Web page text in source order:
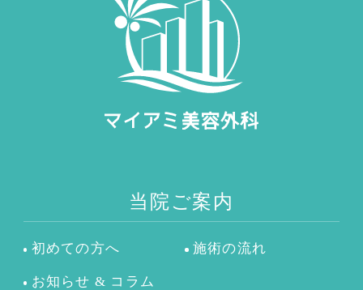
当院ご案内
初めての方へ 施術の流れ
お知らせ & コラム